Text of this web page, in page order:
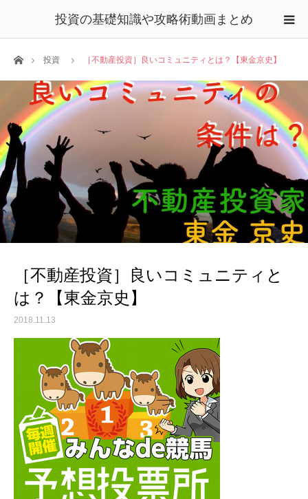
投資の基礎知識や攻略術動画まとめ
ホーム投資 ［不動産投資］良いコミュニティとは？【東金京史】
［不動産投資］良いコミュニティと
は？【東金京史】
2018.11.13